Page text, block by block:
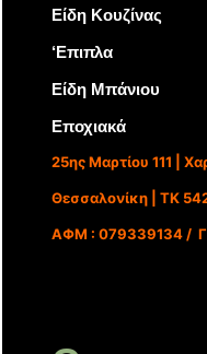
Είδη Κουζίνας
‘Επιπλα
Είδη Μπάνιου
Εποχιακά
25ης Μαρτίου 111 |
Θεσσαλονίκη | ΤΚ
ΑΦΜ : 079339134 /